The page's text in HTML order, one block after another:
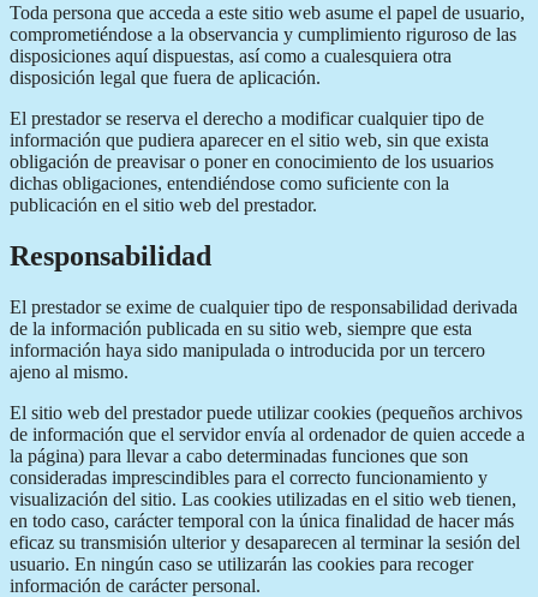
Toda persona que acceda a este sitio web asume el papel de usuario,
comprometiéndose a la observancia y cumplimiento riguroso de las
disposiciones aquí dispuestas, así como a cualesquiera otra
disposición legal que fuera de aplicación.
El prestador se reserva el derecho a modificar cualquier tipo de
información que pudiera aparecer en el sitio web, sin que exista
obligación de preavisar o poner en conocimiento de los usuarios
dichas obligaciones, entendiéndose como suficiente con la
publicación en el sitio web del prestador.
Responsabilidad
El prestador se exime de cualquier tipo de responsabilidad derivada
de la información publicada en su sitio web, siempre que esta
información haya sido manipulada o introducida por un tercero
ajeno al mismo.
El sitio web del prestador puede utilizar cookies (pequeños archivos
de información que el servidor envía al ordenador de quien accede a
la página) para llevar a cabo determinadas funciones que son
consideradas imprescindibles para el correcto funcionamiento y
visualización del sitio. Las cookies utilizadas en el sitio web tienen,
en todo caso, carácter temporal con la única finalidad de hacer más
eficaz su transmisión ulterior y desaparecen al terminar la sesión del
usuario. En ningún caso se utilizarán las cookies para recoger
información de carácter personal.